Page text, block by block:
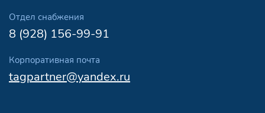
Отдел снабжения
8 (928) 156-99-91
Корпоративная почта
tagpartner@yandex.ru